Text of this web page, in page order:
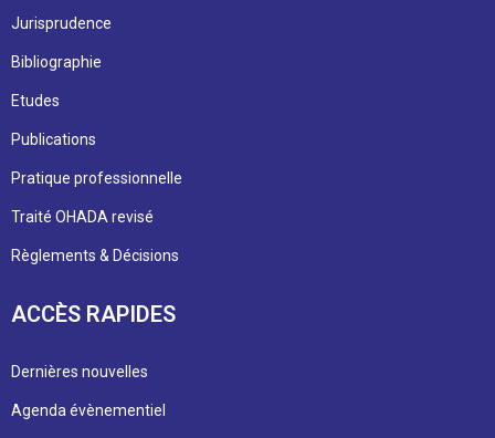
Jurisprudence
Bibliographie
Etudes
Publications
Pratique professionnelle
Traité OHADA revisé
Règlements & Décisions
ACCÈS RAPIDES
Dernières nouvelles
Agenda évènementiel